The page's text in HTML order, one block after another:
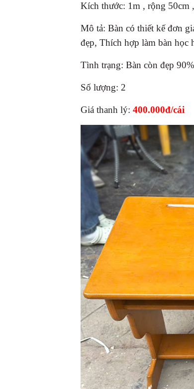
Kích thước: 1m , rộng 50cm
Mô tả: Bàn có thiết kế đơn
đẹp, Thích hợp làm bàn học
Tình trạng: Bàn còn đẹp
Số lượng: 2
Giá thanh lý: 400.000đ/cái